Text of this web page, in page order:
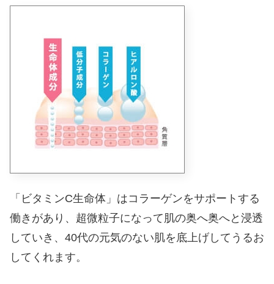
「ビタミンC生命体」はコラーゲンをサポートする
働きがあり、超微粒子になって肌の奥へ奥へと浸透
していき、40代の元気のない肌を底上げしてうるお
してくれます。